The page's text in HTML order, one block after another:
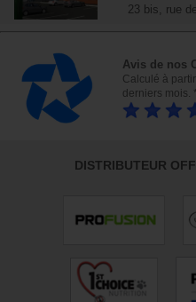
23 bis, rue
Avis de nos
Calculé à
derniers mois. *
DISTRIBUTEUR